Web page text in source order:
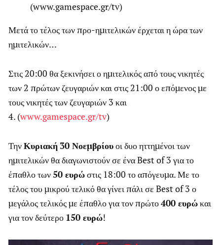
(www.gamespace.gr/tv)
Μετά το τέλος των προ-ημιτελικών έρχεται η ώρα των
ημιτελικών…
Στις 20:00 θα ξεκινήσει ο ημιτελικός από τους νικητές
των 2 πρώτων ζευγαριών και στις 21:00 ο επόμενος με
τους νικητές των ζευγαριών 3 και
4. (www.gamespace.gr/tv)
ΤηνΚυριακή 30 Νοεμβρίουοι δυο ηττημένοι των
ημιτελικών θα διαγωνιστούν σε ένα Best of 3 για το
έπαθλο των50 ευρώστις 18:00 το απόγευμα. Με το
τέλος του μικρού τελικό θα γίνει πάλι σε Best of 3 ο
μεγάλος τελικός με έπαθλο για τον πρώτο400 ευρώκαι
για τον δεύτερο 150 ευρώ!